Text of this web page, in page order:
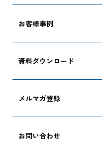
お客様事例
資料ダウンロード
メルマガ登録
お問い合わせ